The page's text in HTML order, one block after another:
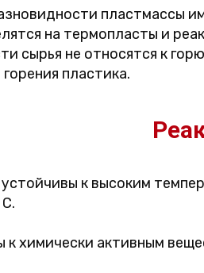
пластмассы
на термопласты и
сырья не относятся к
пластика.
к высоким
к химически активным